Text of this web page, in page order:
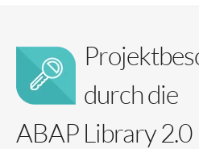
durch die
ABAP Library 2.0